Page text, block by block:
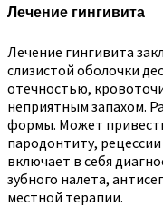
Лечение гингивита
Лечение гингивита
слизистой оболочки
отечностью,
неприятным запахом.
формы. Может
пародонтиту,
включает в себя
зубного налета,
местной терапии.